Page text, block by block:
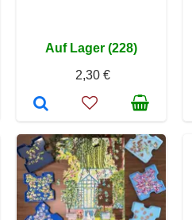
Auf Lager (228)
2,30 €